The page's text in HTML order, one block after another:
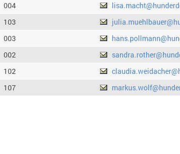
004
103
003
002
102
107